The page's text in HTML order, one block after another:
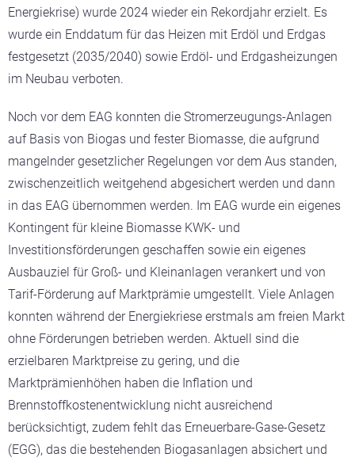
Energiekrise) wurde 2024 wieder ein Rekordjahr erzielt. Es
wurde ein Enddatum für das Heizen mit Erdöl und Erdgas
festgesetzt (2035/2040) sowie Erdöl- und Erdgasheizungen
im Neubau verboten.
Noch vor dem EAG konnten die Stromerzeugungs-Anlagen
auf Basis von Biogas und fester Biomasse, die aufgrund
mangelnder gesetzlicher Regelungen vor dem Aus standen,
zwischenzeitlich weitgehend abgesichert werden und dann
in das EAG übernommen werden. Im EAG wurde ein eigenes
Kontingent für kleine Biomasse KWK- und
Investitionsförderungen geschaffen sowie ein eigenes
Ausbauziel für Groß- und Kleinanlagen verankert und von
Tarif-Förderung auf Marktprämie umgestellt. Viele Anlagen
konnten während der Energiekriese erstmals am freien Markt
ohne Förderungen betrieben werden. Aktuell sind die
erzielbaren Marktpreise zu gering, und die
Marktprämienhöhen haben die Inflation und
Brennstoffkostenentwicklung nicht ausreichend
berücksichtigt, zudem fehlt das Erneuerbare-Gase-Gesetz
(EGG), das die bestehenden Biogasanlagen absichert und